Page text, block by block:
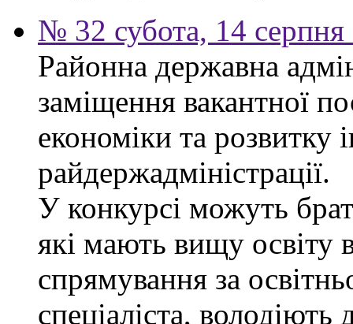
№ 32 субота, 14
Районна державна
заміщення вакантної
економіки та розвитку
райдержадміністрації.
У конкурсі можуть
які мають вищу освіту
спрямування за
спеціаліста,